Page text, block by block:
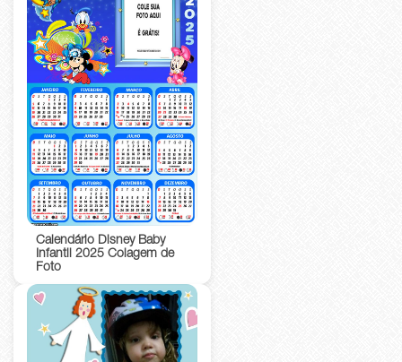
Calendário Disney Baby
Infantil 2025 Colagem de
Foto